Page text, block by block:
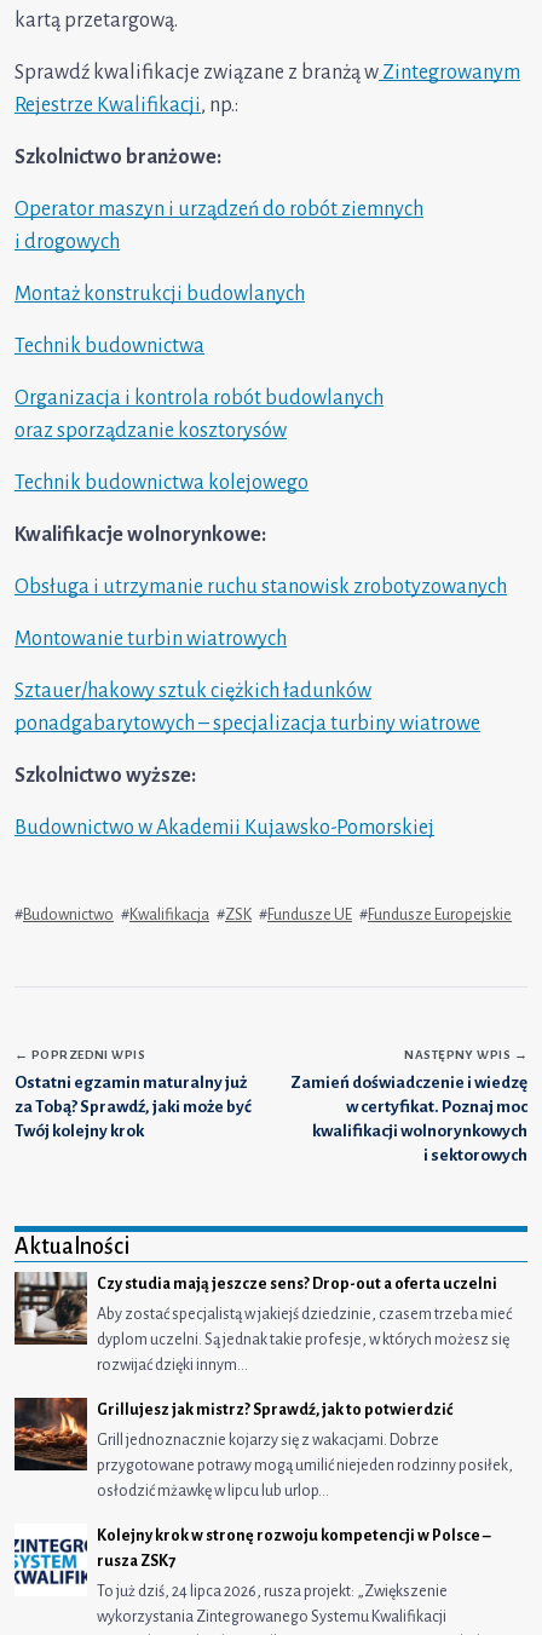
kartą przetargową.
Sprawdź kwalifikacje związane z branżą w Zintegrowanym
Rejestrze Kwalifikacji, np.:
Szkolnictwo branżowe:
Operator maszyn i urządzeń do robót ziemnych
i drogowych
Montaż konstrukcji budowlanych
Technik budownictwa
Organizacja i kontrola robót budowlanych
oraz sporządzanie kosztorysów
Technik budownictwa kolejowego
Kwalifikacje wolnorynkowe:
Obsługa i utrzymanie ruchu stanowisk zrobotyzowanych
Montowanie turbin wiatrowych
Sztauer/hakowy sztuk ciężkich ładunków
ponadgabarytowych – specjalizacja turbiny wiatrowe
Szkolnictwo wyższe:
Budownictwo w Akademii Kujawsko-Pomorskiej
#Budownictwo #Kwalifikacja #ZSK #Fundusze UE #Fundusze Europejskie
← POPRZEDNI WPIS
Ostatni egzamin maturalny już
za Tobą? Sprawdź, jaki może być
Twój kolejny krok
NASTĘPNY WPIS →
Zamień doświadczenie i wiedzę
w certyfikat. Poznaj moc
kwalifikacji wolnorynkowych
i sektorowych
Aktualności
Czy studia mają jeszcze sens? Drop-out a oferta uczelni
Aby zostać specjalistą w jakiejś dziedzinie, czasem trzeba mieć
dyplom uczelni. Są jednak takie profesje, w których możesz się
rozwijać dzięki innym…
Grillujesz jak mistrz? Sprawdź, jak to potwierdzić
Grill jednoznacznie kojarzy się z wakacjami. Dobrze
przygotowane potrawy mogą umilić niejeden rodzinny posiłek,
osłodzić mżawkę w lipcu lub urlop…
Kolejny krok w stronę rozwoju kompetencji w Polsce –
rusza ZSK7
To już dziś, 24 lipca 2026, rusza projekt: „Zwiększenie
wykorzystania Zintegrowanego Systemu Kwalifikacji